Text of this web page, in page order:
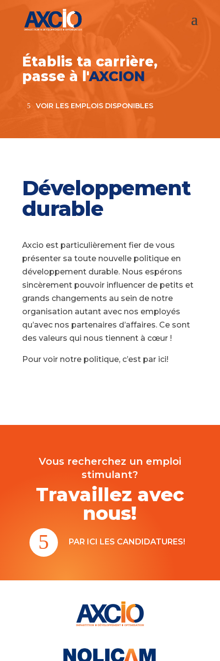
Établis ta carrière,
passe à l'AXCION
VOIR LES EMPLOIS DISPONIBLES
Développement
durable
Axcio est particulièrement fier de vous
présenter sa toute nouvelle politique en
développement durable. Nous espérons
sincèrement pouvoir influencer de petits et
grands changements au sein de notre
organisation autant avec nos employés
qu’avec nos partenaires d’affaires. Ce sont
des valeurs qui nous tiennent à cœur !
Pour voir notre politique, c’est par ici!
Vous recherchez un emploi
stimulant?
Travaillez avec
nous!
PAR ICI LES CANDIDATURES!